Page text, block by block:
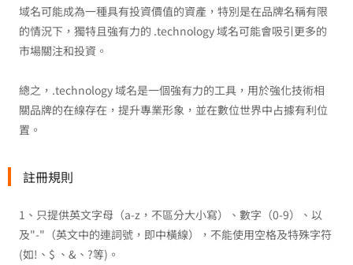
域名可能成為一種具有投資價值的資產，特別是在品牌名稱有限
的情況下，獨特且強有力的 .technology 域名可能會吸引更多的
市場關注和投資。
總之，.technology 域名是一個強有力的工具，用於強化技術相
關品牌的在線存在，提升專業形象，並在數位世界中占據有利位
置。
註冊規則
1、只提供英文字母（a-z，不區分大小寫）、數字（0-9）、以
及"-"（英文中的連詞號，即中橫線），不能使用空格及特殊字符
(如!、$ 、&、?等)。